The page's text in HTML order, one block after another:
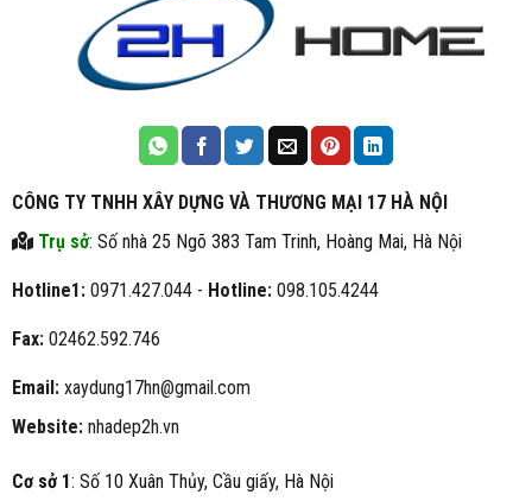
CÔNG TY TNHH XÂY DỰNG VÀ THƯƠNG MẠI 17 HÀ NỘI
Trụ sở: Số nhà 25 Ngõ 383 Tam Trinh, Hoàng Mai, Hà Nội
Hotline1:0971.427.044 - Hotline:098.105.4244
Fax:02462.592.746
Email:xaydung17hn@gmail.com
Website:nhadep2h.vn
Cơ sở 1: Số 10 Xuân Thủy, Cầu giấy, Hà Nội